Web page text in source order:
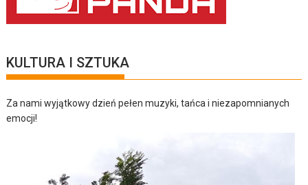
KULTURA I SZTUKA
Za nami wyjątkowy dzień pełen muzyki, tańca i niezapomnianych
emocji!